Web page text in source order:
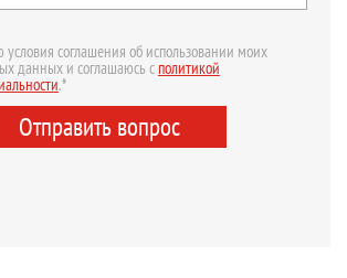
соглашения об использовании моих
данных и соглашаюсь сполитикой
.*
Отправить вопрос